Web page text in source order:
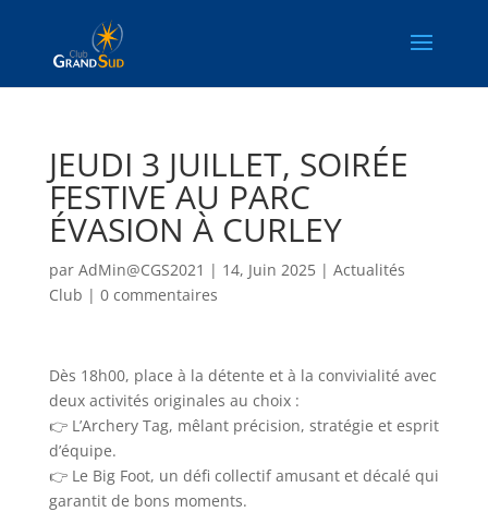
JEUDI 3 JUILLET, SOIRÉE
FESTIVE AU PARC
ÉVASION À CURLEY
par AdMin@CGS2021 | 14, Juin 2025| Actualités
Club | 0 commentaires
Dès 18h00, place à la détente et à la convivialité avec
deux activités originales au choix :
👉 L’Archery Tag, mêlant précision, stratégie et esprit
d’équipe.
👉 Le Big Foot, un défi collectif amusant et décalé qui
garantit de bons moments.